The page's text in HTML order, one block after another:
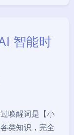
智能时
唤醒词是【小
类知识，完全